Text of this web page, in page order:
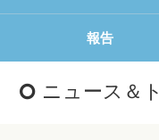
報告
ニュース＆